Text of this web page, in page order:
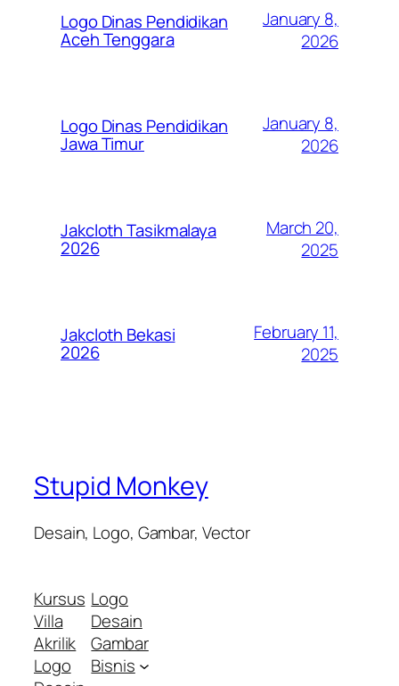
Logo Dinas Pendidikan
Aceh Tenggara
January 8,
2026
Logo Dinas Pendidikan
Jawa Timur
January 8,
2026
Jakcloth Tasikmalaya
2026
March 20,
2025
Jakcloth Bekasi
2026
February 11,
2025
Stupid Monkey
Desain, Logo, Gambar, Vector
Kursus
Villa
Akrilik
Logo
Logo
Desain
Gambar
Bisnis